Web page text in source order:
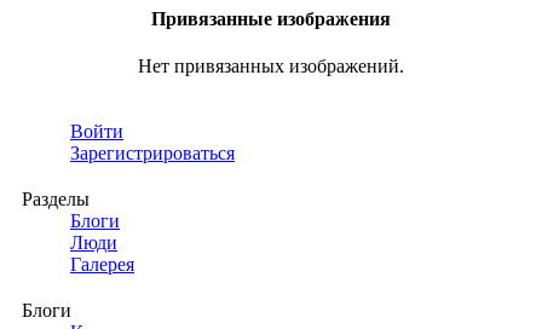
Привязанные изображения
Нет привязанных изображений.
Войти
Зарегистрироваться
Разделы
Блоги
Люди
Галерея
Блоги